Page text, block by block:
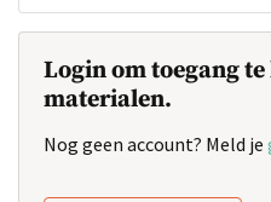
Login om toegang
materialen.
Nog geen account? Meld je